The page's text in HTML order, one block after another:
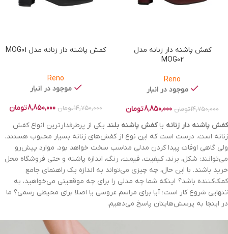
کفش پاشنه دار زنانه مدل
MOG02
Reno
موجود در انبار
14,750,000تومان 8,850,000تومان
کفش پاشنه دار زنانه مدل MOG01
Reno
موجود در انبار
14,750,000تومان 8,850,000تومان
کفش پاشنه دار زنانه یاکفش پاشنه‌ بلند یکی از پرطرفدارترین انواع کفش
زنانه است. درست است که این نوع از کفش‌های زنانه بسیار محبوب هستند،
ولی گاهی اوقات پیدا کردن مدلی مناسب سخت خواهد بود. موارد پیش‌رو
می‌توانند: شکل، برند، کیفیت، قیمت، رنگ، اندازه پاشنه و حتی فروشگاه محل
خرید باشند. با این حال، چه چیزی می‌تواند به اندازه یک راهنمای جامع
کمک‌کننده باشد؟ اینکه شما چه مدلی را برای چه موقعیتی می‌خواهید، به
تنهایی شروع کار است؛ آیا برای مراسم عروسی یا اصلا برای محیطی رسمی؟ ما
در اینجا به پرسش‌هایتان پاسخ می‌دهیم.